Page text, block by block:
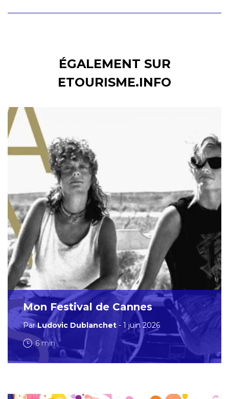
ÉGALEMENT SUR
ETOURISME.INFO
Mon Festival de Cannes
ParLudovic Dublanchet - 1 juin 2026
6 min